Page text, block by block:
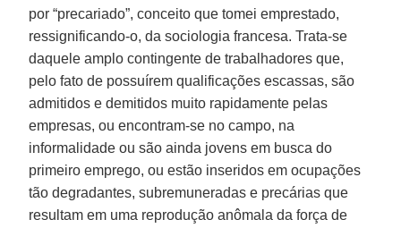
por “precariado”, conceito que tomei emprestado,
ressignificando-o, da sociologia francesa. Trata-se
daquele amplo contingente de trabalhadores que,
pelo fato de possuírem qualificações escassas, são
admitidos e demitidos muito rapidamente pelas
empresas, ou encontram-se no campo, na
informalidade ou são ainda jovens em busca do
primeiro emprego, ou estão inseridos em ocupações
tão degradantes, subremuneradas e precárias que
resultam em uma reprodução anômala da força de